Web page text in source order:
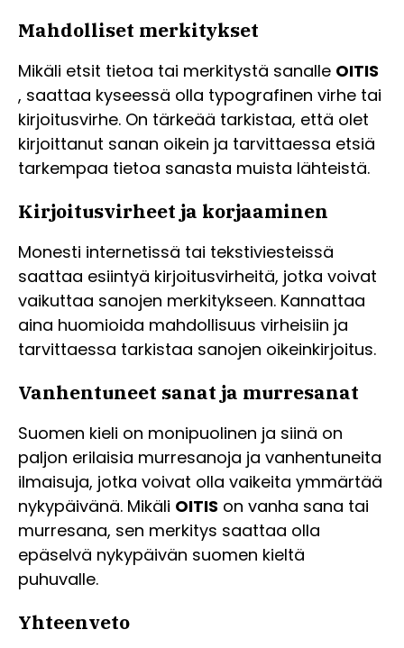
Mahdolliset merkitykset
Mikäli etsit tietoa tai merkitystä sanalle OITIS
, saattaa kyseessä olla typografinen virhe tai
kirjoitusvirhe. On tärkeää tarkistaa, että olet
kirjoittanut sanan oikein ja tarvittaessa etsiä
tarkempaa tietoa sanasta muista lähteistä.
Kirjoitusvirheet ja korjaaminen
Monesti internetissä tai tekstiviesteissä
saattaa esiintyä kirjoitusvirheitä, jotka voivat
vaikuttaa sanojen merkitykseen. Kannattaa
aina huomioida mahdollisuus virheisiin ja
tarvittaessa tarkistaa sanojen oikeinkirjoitus.
Vanhentuneet sanat ja murresanat
Suomen kieli on monipuolinen ja siinä on
paljon erilaisia murresanoja ja vanhentuneita
ilmaisuja, jotka voivat olla vaikeita ymmärtää
nykypäivänä. Mikäli OITIS on vanha sana tai
murresana, sen merkitys saattaa olla
epäselvä nykypäivän suomen kieltä
puhuvalle.
Yhteenveto